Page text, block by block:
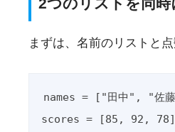
まずは、名前のリストと
names = ["田中", "佐
scores = [85, 92, 78]